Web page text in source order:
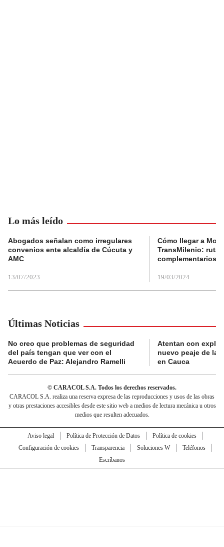
Lo más leído
Abogados señalan como irregulares
convenios ente alcaldía de Cúcuta y
AMC
13/07/2023
Cómo llegar a
TransMilenio:
complementarios
19/03/2024
Últimas Noticias
No creo que problemas de seguridad
del país tengan que ver con el
Acuerdo de Paz: Alejandro Ramelli
Atentan con
nuevo peaje de la
en Cauca
© CARACOL S.A. Todos los derechos reservados.
CARACOL S.A. realiza una reserva expresa de las reproducciones y usos de las obras
y otras prestaciones accesibles desde este sitio web a medios de lectura mecánica u otros
medios que resulten adecuados.
Aviso legal Política de Protección de Datos
Política de cookies
Configuración de cookies
Transparencia Soluciones W
Teléfonos
Escríbanos